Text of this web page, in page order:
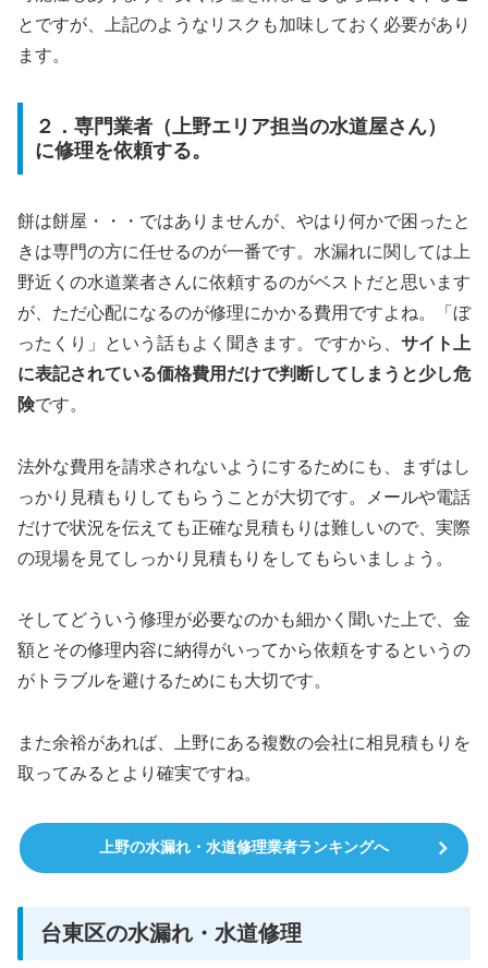
とですが、上記のようなリスクも加味しておく必要があり
ます。
２．専門業者（上野エリア担当の水道屋さん）
に修理を依頼する。
餅は餅屋・・・ではありませんが、やはり何かで困ったと
きは専門の方に任せるのが一番です。水漏れに関しては上
野近くの水道業者さんに依頼するのがベストだと思います
が、ただ心配になるのが修理にかかる費用ですよね。「ぼ
ったくり」という話もよく聞きます。ですから、 サイト上
に表記されている価格費用だけで判断してしまうと少し危
険です。
法外な費用を請求されないようにするためにも、まずはし
っかり見積もりしてもらうことが大切です。メールや電話
だけで状況を伝えても正確な見積もりは難しいので、実際
の現場を見てしっかり見積もりをしてもらいましょう。
そしてどういう修理が必要なのかも細かく聞いた上で、金
額とその修理内容に納得がいってから依頼をするというの
がトラブルを避けるためにも大切です。
また余裕があれば、上野にある複数の会社に相見積もりを
取ってみるとより確実ですね。
上野の水漏れ・水道修理業者ランキングへ
台東区の水漏れ・水道修理